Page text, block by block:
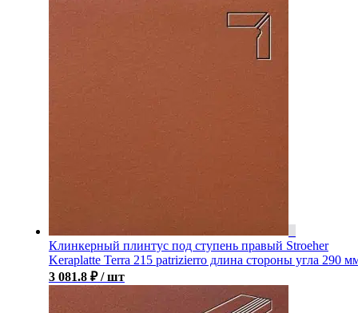
Клинкерный плинтус под ступень правый Stroeher
Keraplatte Terra 215 patrizierro длина стороны угла 290
3 081.8 ₽ / шт